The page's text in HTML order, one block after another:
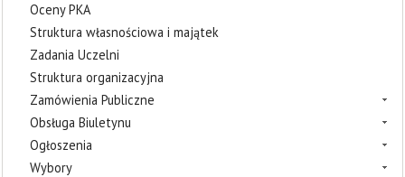
Oceny PKA
Struktura własnościowa i majątek
Zadania Uczelni
Struktura organizacyjna
Zamówienia Publiczne
Obsługa Biuletynu
Ogłoszenia
Wybory